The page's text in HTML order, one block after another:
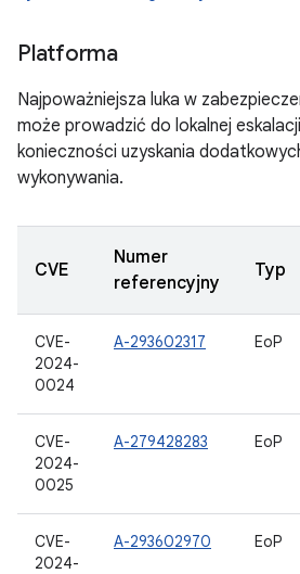
Platforma
Najpoważniejsza luka w
może prowadzić do lokalnej
konieczności uzyskania
wykonywania.
CVE
Numer
referencyjny
Typ
CVE-
2024-
0024
A-293602317 EoP
CVE-
2024-
0025
A-279428283 EoP
CVE-
2024-
A-293602970 EoP